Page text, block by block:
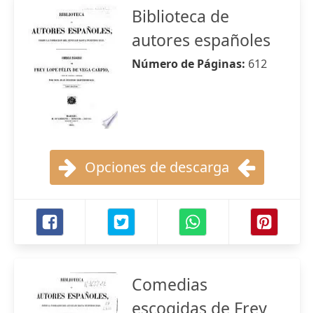
Biblioteca de
autores españoles
Número de Páginas: 612
Opciones de descarga
Comedias
escogidas de Frey